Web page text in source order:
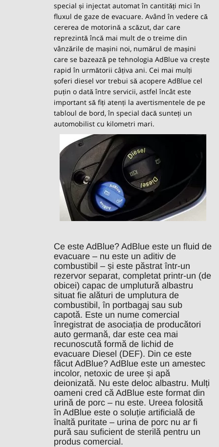
special și injectat automat în cantități mici în
fluxul de gaze de evacuare. Având în vedere că
cererea de motorină a scăzut, dar care
reprezintă încă mai mult de o treime din
vânzările de mașini noi, numărul de mașini
care se bazează pe tehnologia AdBlue va crește
rapid în următorii câțiva ani. Cei mai mulți
șoferi diesel vor trebui să acopere AdBlue cel
puțin o dată între servicii, astfel încât este
important să fiți atenți la avertismentele de pe
tabloul de bord, în special dacă sunteți un
automobilist cu kilometri mari.
Ce este AdBlue? AdBlue este un fluid de
evacuare – nu este un aditiv de
combustibil – și este păstrat într-un
rezervor separat, completat printr-un (de
obicei) capac de umplutură albastru
situat fie alături de umplutura de
combustibil, în portbagaj sau sub
capotă. Este un nume comercial
înregistrat de asociația de producători
auto germană, dar este cea mai
recunoscută formă de lichid de
evacuare Diesel (DEF). Din ce este
făcut AdBlue? AdBlue este un amestec
incolor, netoxic de uree și apă
deionizată. Nu este deloc albastru. Mulți
oameni cred că AdBlue este format din
urină de porc – nu este. Ureea folosită
în AdBlue este o soluție artificială de
înaltă puritate – urina de porc nu ar fi
pură sau suficient de sterilă pentru un
produs comercial.